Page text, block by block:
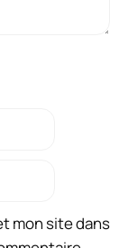
mon site dans